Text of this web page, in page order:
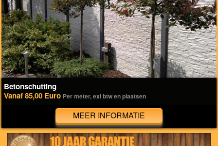
Betonschutting
Vanaf 85,00 Euro Per meter, exl btw en plaatsen
MEER INFORMATIE